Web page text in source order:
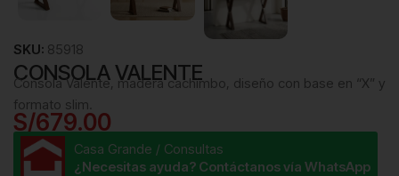
CONSOLA VALENTE
SKU: 85918
Consola Valente, madera cachimbo, diseño con base en “X” y
formato slim.
S/679.00
Casa Grande / Consultas
¿Necesitas ayuda? Contáctanos vía WhatsApp